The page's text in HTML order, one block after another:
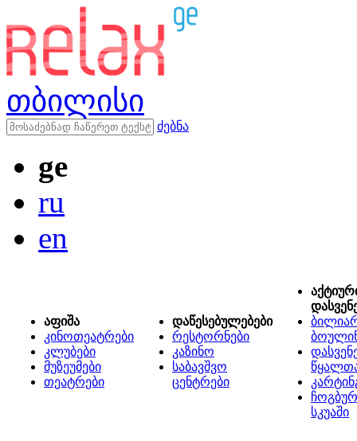
თბილისი
ძებნა
ge
ru
en
აფიშა
კინოთეატრები
კლუბები
მუზეუმები
თეატრები
დაწესებულებები
რესტორნები
კაზინო
საბავშვო
ცენტრები
სკუაში